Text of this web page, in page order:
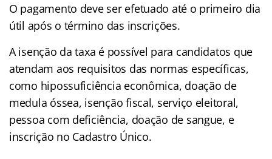
O pagamento deve ser efetuado até o primeiro dia
útil após o término das inscrições.
A isenção da taxa é possível para candidatos que
atendam aos requisitos das normas específicas,
como hipossuficiência econômica, doação de
medula óssea, isenção fiscal, serviço eleitoral,
pessoa com deficiência, doação de sangue, e
inscrição no Cadastro Único.